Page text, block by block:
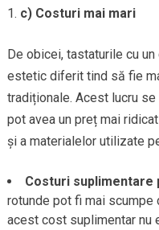
c) Costuri mai mari
De obicei, tastaturile cu
estetic diferit tind să fie
tradiționale. Acest lucru
pot avea un preț mai
și a materialelor utilizate
Costuri suplimentare
rotunde pot fi mai scumpe
acest cost suplimentar nu